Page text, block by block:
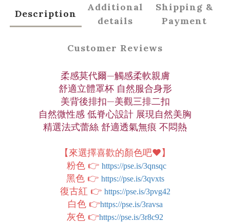
Description
Additional
details
Shipping &
Payment
Customer Reviews
柔感莫代爾—觸感柔軟親膚
舒適立體罩杯 自然服合身形
美背後排扣—美觀三排二扣
自然微性感 低脊心設計 展現自然美胸
精選法式蕾絲 舒適透氣無痕 不悶熱
【來選擇喜歡的顏色吧❤️】
粉色 👉 https://pse.is/3qnsqc
黑色 👉 https://pse.is/3qvxts
復古紅 👉 https://pse.is/3pvg42
白色 👉https://pse.is/3ravsa
灰色 👉https://pse.is/3r8c92